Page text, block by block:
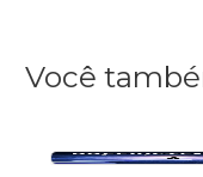
Você